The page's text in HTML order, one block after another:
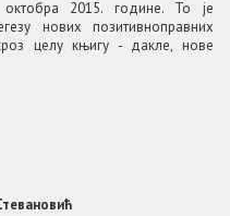
2015. године. То је
нових позитивноправних
целу књигу - дакле, нове